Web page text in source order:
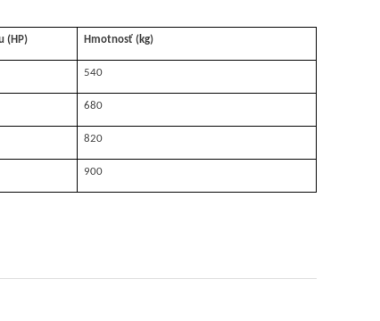
(HP) Hmotnosť (kg)
540
680
820
900